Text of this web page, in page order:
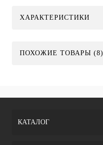
ХАРАКТЕРИСТИКИ
ПОХОЖИЕ ТОВАРЫ (8)
КАТАЛОГ